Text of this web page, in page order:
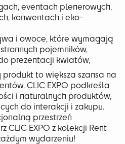
eventach plenerowych,
konwentach i eko-
i owoce, które wymagają
pojemników,
prezentacji kwiatów,
to większa szansa na
CLIC EXPO podkreśla
i naturalnych produktów,
do interakcji i zakupu.
przestrzeń
CLIC EXPO z kolekcji Rent
wydarzeniu!